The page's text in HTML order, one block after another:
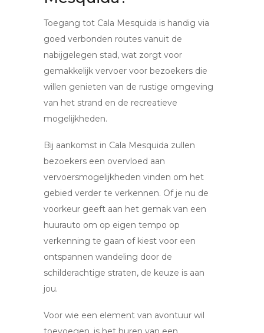
Toegang tot Cala Mesquida is handig via
goed verbonden routes vanuit de
nabijgelegen stad, wat zorgt voor
gemakkelijk vervoer voor bezoekers die
willen genieten van de rustige omgeving
van het strand en de recreatieve
mogelijkheden.
Bij aankomst in Cala Mesquida zullen
bezoekers een overvloed aan
vervoersmogelijkheden vinden om het
gebied verder te verkennen. Of je nu de
voorkeur geeft aan het gemak van een
huurauto om op eigen tempo op
verkenning te gaan of kiest voor een
ontspannen wandeling door de
schilderachtige straten, de keuze is aan
jou.
Voor wie een element van avontuur wil